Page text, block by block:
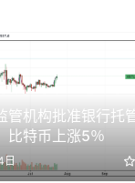
管机构批准银行托
比特币上涨5％
日